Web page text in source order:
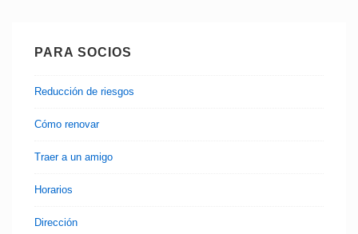
PARA SOCIOS
Reducción de riesgos
Cómo renovar
Traer a un amigo
Horarios
Dirección